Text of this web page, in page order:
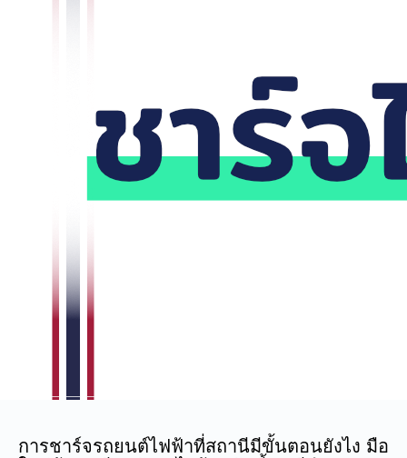
การชาร์จรถยนต์ไฟฟ้าที่สถานีมีขั้นตอนยังไง มือ